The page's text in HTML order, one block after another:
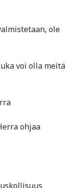
ole
voi olla meitä
ohjaa